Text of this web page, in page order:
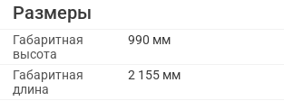
Размеры
Габаритная
высота
990 мм
Габаритная
длина
2 155 мм